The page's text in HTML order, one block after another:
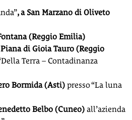
, a San Marzano di Oliveto
(Reggio Emilia)
di Gioia Tauro (Reggio
Terra – Contadinanza
Bormida (Asti) presso “La luna
Belbo (Cuneo) all’azienda